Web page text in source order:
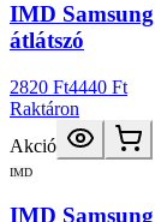
IMD
átlátszó
2820 Ft4440 Ft
Raktáron
Akció
IMD
IMD